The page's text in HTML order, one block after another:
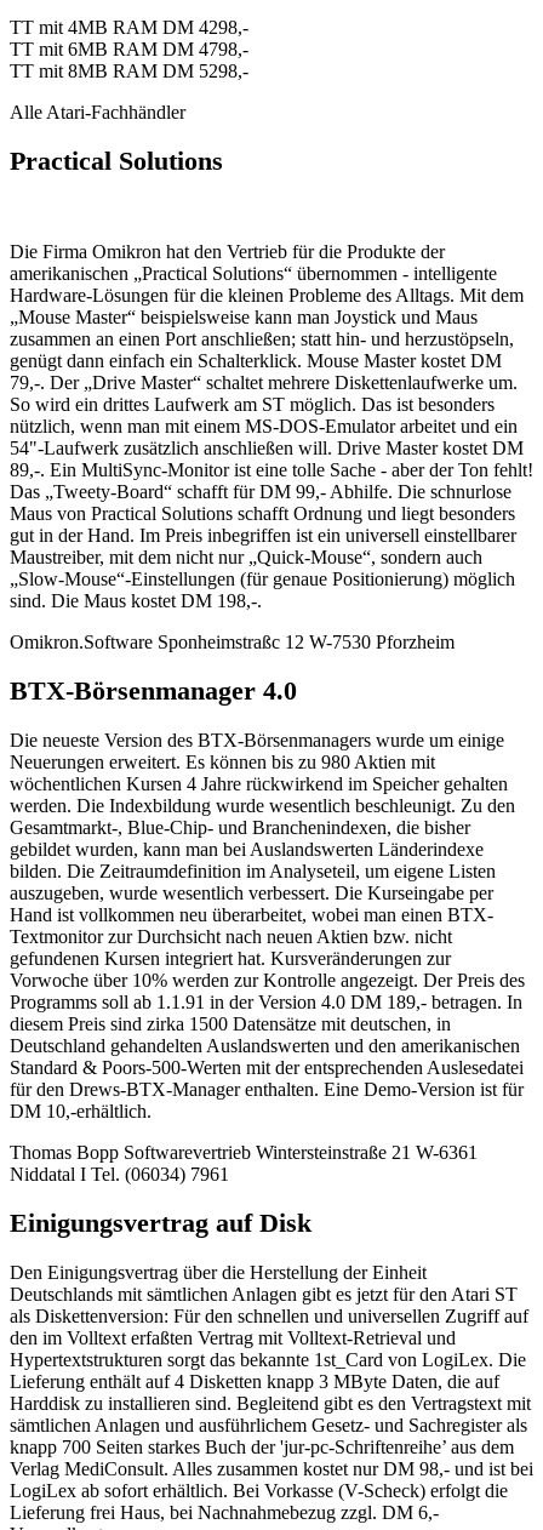
TT mit 4MB RAM DM 4298,-
TT mit 6MB RAM DM 4798,-
TT mit 8MB RAM DM 5298,-
Alle Atari-Fachhändler
Practical Solutions
Die Firma Omikron hat den Vertrieb für die Produkte der
amerikanischen „Practical Solutions“ übernommen - intelligente
Hardware-Lösungen für die kleinen Probleme des Alltags. Mit dem
„Mouse Master“ beispielsweise kann man Joystick und Maus
zusammen an einen Port anschließen; statt hin- und herzustöpseln,
genügt dann einfach ein Schalterklick. Mouse Master kostet DM
79,-. Der „Drive Master“ schaltet mehrere Diskettenlaufwerke um.
So wird ein drittes Laufwerk am ST möglich. Das ist besonders
nützlich, wenn man mit einem MS-DOS-Emulator arbeitet und ein
54"-Laufwerk zusätzlich anschließen will. Drive Master kostet DM
89,-. Ein MultiSync-Monitor ist eine tolle Sache - aber der Ton fehlt!
Das „Tweety-Board“ schafft für DM 99,- Abhilfe. Die schnurlose
Maus von Practical Solutions schafft Ordnung und liegt besonders
gut in der Hand. Im Preis inbegriffen ist ein universell einstellbarer
Maustreiber, mit dem nicht nur „Quick-Mouse“, sondern auch
„Slow-Mouse“-Einstellungen (für genaue Positionierung) möglich
sind. Die Maus kostet DM 198,-.
Omikron.Software Sponheimstraßc 12 W-7530 Pforzheim
BTX-Börsenmanager 4.0
Die neueste Version des BTX-Börsenmanagers wurde um einige
Neuerungen erweitert. Es können bis zu 980 Aktien mit
wöchentlichen Kursen 4 Jahre rückwirkend im Speicher gehalten
werden. Die Indexbildung wurde wesentlich beschleunigt. Zu den
Gesamtmarkt-, Blue-Chip- und Branchenindexen, die bisher
gebildet wurden, kann man bei Auslandswerten Länderindexe
bilden. Die Zeitraumdefinition im Analyseteil, um eigene Listen
auszugeben, wurde wesentlich verbessert. Die Kurseingabe per
Hand ist vollkommen neu überarbeitet, wobei man einen BTX-
Textmonitor zur Durchsicht nach neuen Aktien bzw. nicht
gefundenen Kursen integriert hat. Kursveränderungen zur
Vorwoche über 10% werden zur Kontrolle angezeigt. Der Preis des
Programms soll ab 1.1.91 in der Version 4.0 DM 189,- betragen. In
diesem Preis sind zirka 1500 Datensätze mit deutschen, in
Deutschland gehandelten Auslandswerten und den amerikanischen
Standard & Poors-500-Werten mit der entsprechenden Auslesedatei
für den Drews-BTX-Manager enthalten. Eine Demo-Version ist für
DM 10,-erhältlich.
Thomas Bopp Softwarevertrieb Wintersteinstraße 21 W-6361
Niddatal I Tel. (06034) 7961
Einigungsvertrag auf Disk
Den Einigungsvertrag über die Herstellung der Einheit
Deutschlands mit sämtlichen Anlagen gibt es jetzt für den Atari ST
als Diskettenversion: Für den schnellen und universellen Zugriff auf
den im Volltext erfaßten Vertrag mit Volltext-Retrieval und
Hypertextstrukturen sorgt das bekannte 1st_Card von LogiLex. Die
Lieferung enthält auf 4 Disketten knapp 3 MByte Daten, die auf
Harddisk zu installieren sind. Begleitend gibt es den Vertragstext mit
sämtlichen Anlagen und ausführlichem Gesetz- und Sachregister als
knapp 700 Seiten starkes Buch der 'jur-pc-Schriftenreihe’ aus dem
Verlag MediConsult. Alles zusammen kostet nur DM 98,- und ist bei
LogiLex ab sofort erhältlich. Bei Vorkasse (V-Scheck) erfolgt die
Lieferung frei Haus, bei Nachnahmebezug zzgl. DM 6,-